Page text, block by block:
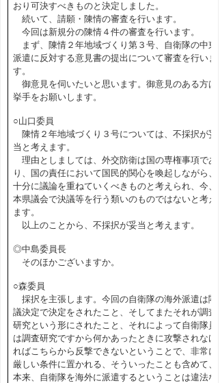
おり可決すべきものと決定しました。
続いて、請願・陳情の審査を行います。
今回は新規分の陳情４件の審査を行います。
まず、陳情２年地域づくり第３号、自衛隊の中東
派遣に反対する意見書の提出について審査を行いま
す。
御意見を伺いたいと思います。御意見のある方は
挙手をお願いします。
○山口委員
陳情２年地域づくり３号については、不採択が妥
当と考えます。
理由としましては、外交防衛は国の専権事項であ
り、国の責任において国民的関心を喚起しながら、
十分に議論を重ねていくべきものと考えられ、今、
本県議会で決議等を行う類いのものではないと考え
ます。
以上のことから、不採択が妥当と考えます。
◎中島委員長
そのほかございますか。
○森委員
採択を主張します。今回の自衛隊の海外派遣は閣
議決定で決定をされたこと、そしてまたそれが調査
研究という形にされたこと、それによって自衛隊員
は調査研究ですから何かあったときに攻撃されなけ
ればこちらから反撃できないということで、非常に
厳しい条件に置かれる、そういったことも含めて、
本来、自衛隊を海外に派遣するということは違法な